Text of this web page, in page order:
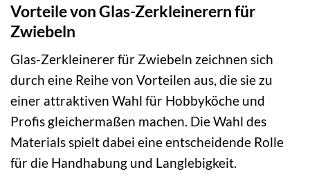
Vorteile von Glas-Zerkleinerern für
Zwiebeln
Glas-Zerkleinerer für Zwiebeln zeichnen sich
durch eine Reihe von Vorteilen aus, die sie zu
einer attraktiven Wahl für Hobbyköche und
Profis gleichermaßen machen. Die Wahl des
Materials spielt dabei eine entscheidende Rolle
für die Handhabung und Langlebigkeit.